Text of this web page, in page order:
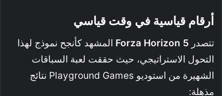
أرقام قياسية في وقت قياسي
تتصدر Forza Horizon 5 المشهد كأنجح نموذج لهذا
التحول الاستراتيجي، حيث حققت لعبة السباقات
الشهيرة من استوديو Playground Games نتائج
مذهلة: